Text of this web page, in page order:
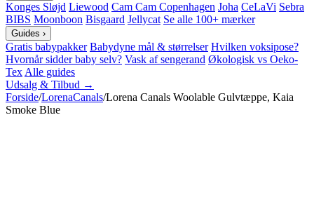
Konges Sløjd Liewood Cam Cam Copenhagen Joha CeLaVi Sebra
BIBS Moonboon Bisgaard Jellycat Se alle 100+ mærker
Guides ›
Gratis babypakker Babydyne mål & størrelser Hvilken voksipose?
Hvornår sidder baby selv? Vask af sengerand Økologisk vs Oeko-
Tex Alle guides
Udsalg & Tilbud →
Forside/LorenaCanals/Lorena Canals Woolable Gulvtæppe, Kaia
Smoke Blue